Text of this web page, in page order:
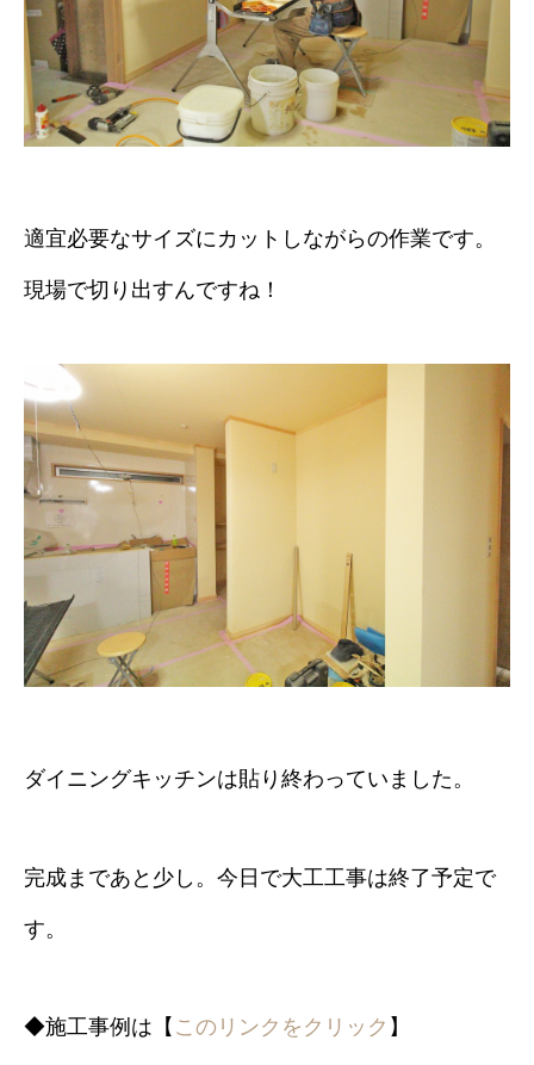
適宜必要なサイズにカットしながらの作業です。
現場で切り出すんですね！
ダイニングキッチンは貼り終わっていました。
完成まであと少し。今日で大工工事は終了予定で
す。
◆施工事例は【 このリンクをクリック 】